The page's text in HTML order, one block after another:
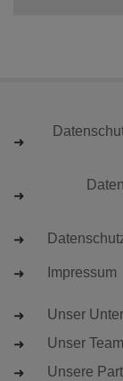
Impressum
Unser
Unser Team
Unsere